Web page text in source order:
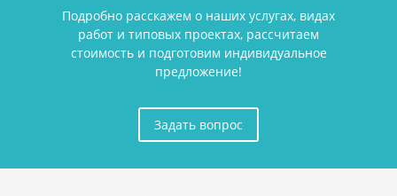
Подробно расскажем о наших услугах, видах
работ и типовых проектах, рассчитаем
стоимость и подготовим индивидуальное
предложение!
Задать вопрос